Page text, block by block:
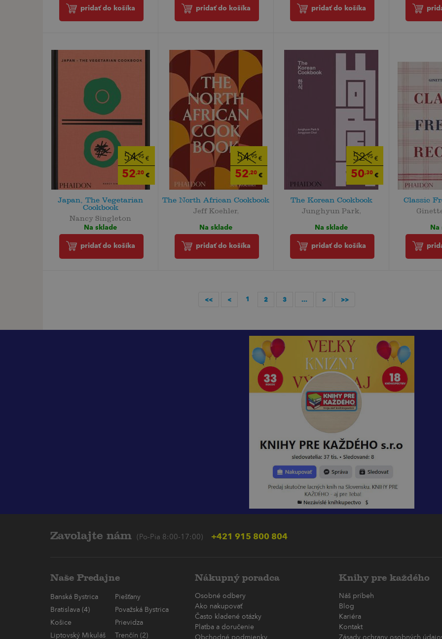
pridať do košíka pridať do košíka pridať do košíka
54,95 €
52,20 €
Japan, The Vegetarian
Cookbook
Nancy Singleton
Na sklade
pridať do košíka
54,95€
52,20€
The North African Cookbook
Jeff Koehler,
Na sklade
pridať do košíka
52,95€
50,30€
The Korean Cookbook
Junghyun Park,
Na sklade
pridať do košíka
Classic
Na
<< < 1 2 3 ... > >>
Zavolajte nám (Po-Pia 8:00-17:00) +421 915 800 804
Naše Predajne
Banská Bystrica
Piešťany
Bratislava (4)
Považská Bystrica
Košice
Prievidza
Liptovský Mikuláš
Trenčín (2)
Nákupný poradca
Osobné odbery
Ako nakupovať
Často kladené otázky
Platba a doručenie
Obchodné podmienky
Knihy pre každého
Náš príbeh
Blog
Kariéra
Kontakt
Zásady ochrany osobných